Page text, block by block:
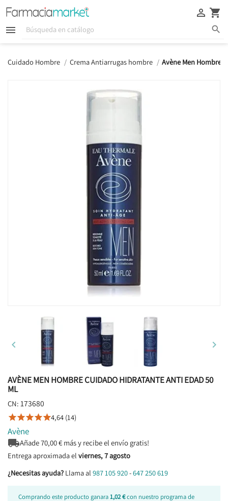
  
 
Cuidado Hombre Crema Antiarrugas hombre Avène Men Hombre
 
AVÈNE MEN HOMBRE CUIDADO HIDRATANTE ANTI EDAD 50
ML
CN: 173680
4,64 (14)
Avène
Añade70,00€ más y recibe el envío gratis!
Entrega aproximada el viernes, 7 agosto
¿Necesitas ayuda? Llama al 987 105 920-647 250 619
Comprando este producto ganara1,02 €con nuestro programa de